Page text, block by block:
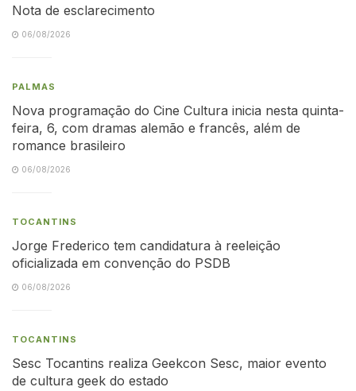
Nota de esclarecimento
06/08/2026
PALMAS
Nova programação do Cine Cultura inicia nesta quinta-
feira, 6, com dramas alemão e francês, além de
romance brasileiro
06/08/2026
TOCANTINS
Jorge Frederico tem candidatura à reeleição
oficializada em convenção do PSDB
06/08/2026
TOCANTINS
Sesc Tocantins realiza Geekcon Sesc, maior evento
de cultura geek do estado